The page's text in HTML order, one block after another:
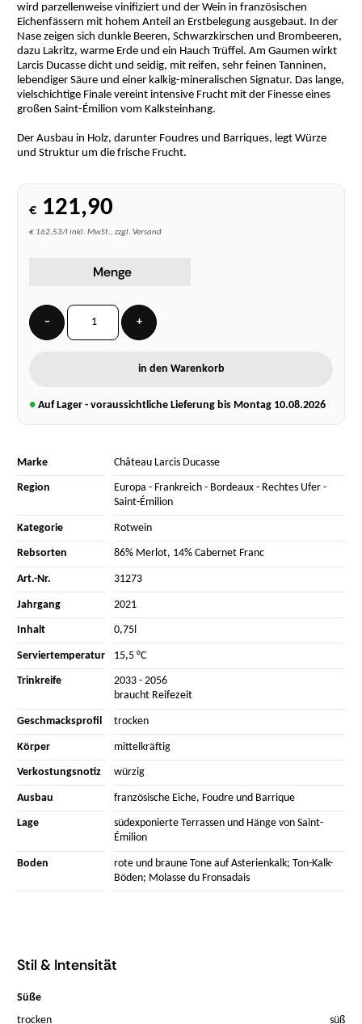
wird parzellenweise vinifiziert und der Wein in französischen
Eichenfässern mit hohem Anteil an Erstbelegung ausgebaut. In der
Nase zeigen sich dunkle Beeren, Schwarzkirschen und Brombeeren,
dazu Lakritz, warme Erde und ein Hauch Trüffel. Am Gaumen wirkt
Larcis Ducasse dicht und seidig, mit reifen, sehr feinen Tanninen,
lebendiger Säure und einer kalkig-mineralischen Signatur. Das lange,
vielschichtige Finale vereint intensive Frucht mit der Finesse eines
großen Saint-Émilion vom Kalksteinhang.
Der Ausbau in Holz, darunter Foudres und Barriques, legt Würze
und Struktur um die frische Frucht.
€ 121,90
€ 162,53/l inkl. MwSt., zzgl. Versand
Menge
− +
in den Warenkorb
● Auf Lager - voraussichtliche Lieferung bis Montag 10.08.2026
Marke Château Larcis Ducasse
Region Europa - Frankreich- Bordeaux- Rechtes Ufer-
Saint-Émilion
Kategorie Rotwein
Rebsorten 86% Merlot, 14% Cabernet Franc
Art.-Nr. 31273
Jahrgang 2021
Inhalt 0,75l
Serviertemperatur 15,5 °C
Trinkreife
2033 - 2056
braucht Reifezeit
Geschmacksprofil trocken
Körper mittelkräftig
Verkostungsnotiz würzig
Ausbau französische Eiche, Foudre und Barrique
Lage
südexponierte Terrassen und Hänge von Saint-
Émilion
Boden
rote und braune Tone auf Asterienkalk; Ton-Kalk-
Böden; Molasse du Fronsadais
Stil & Intensität
Süße
trocken
süß